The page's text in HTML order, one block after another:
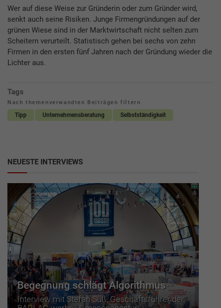
Wer auf diese Weise zur Gründerin oder zum Gründer wird,
senkt auch seine Risiken. Junge Firmengründungen auf der
grünen Wiese sind in der Marktwirtschaft nicht selten zum
Scheitern verurteilt. Statistisch gehen bei sechs von zehn
Firmen in den ersten fünf Jahren nach der Gründung wieder die
Lichter aus.
Tags
Nach themenverwandten Beiträgen filtern
Tipp Unternehmensberatung Selbstständigkeit
NEUESTE INTERVIEWS
Begegnung schlägt Algorithmus
Interview mit Stefan Süß, Geschäftsführer der